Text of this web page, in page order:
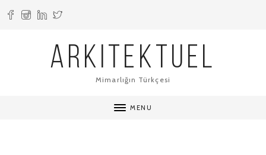
ARKITEKTUEL
Mimarlığın Türkçesi
MENU